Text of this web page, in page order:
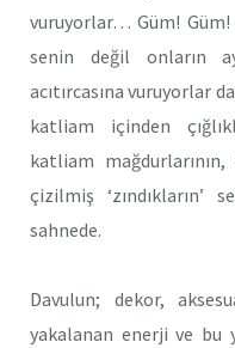
vuruyorlar… Güm! Güm!
senin değil onların
acıtırcasına vuruyorlar
katliam içinden
katliam
çizilmiş
sahnede.
Davulun; dekor,
yakalanan enerji ve bu